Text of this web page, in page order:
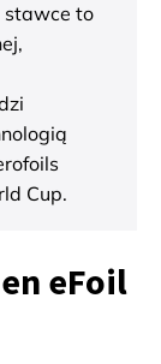
stawce to
Cup.
eFoil